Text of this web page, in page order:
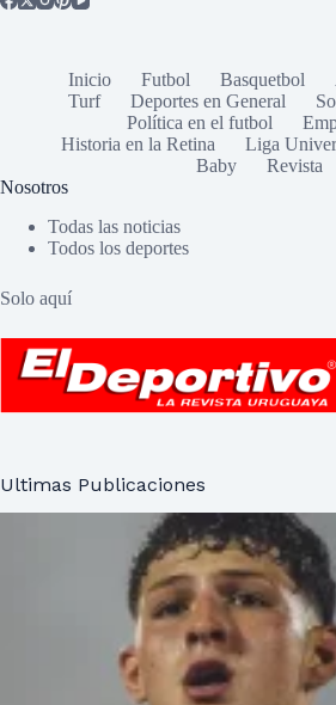
Inicio Futbol Basquetbol
Turf
Deportes en General
Política en el futbol
Historia en la Retina
Liga
Baby
Revista
Nosotros
Todas las noticias
Todos los deportes
Solo aquí
Ultimas Publicaciones